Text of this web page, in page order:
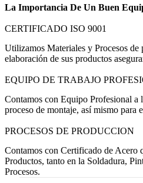
La Importancia De Un Buen
CERTIFICADO ISO 9001
Utilizamos Materiales y Procesos de
elaboración de sus productos
EQUIPO DE TRABAJO
Contamos con Equipo Profesional a
proceso de montaje, así mismo para
PROCESOS DE PRODUCCION
Contamos con Certificado de Acero
Productos, tanto en la Soldadura,
Procesos.